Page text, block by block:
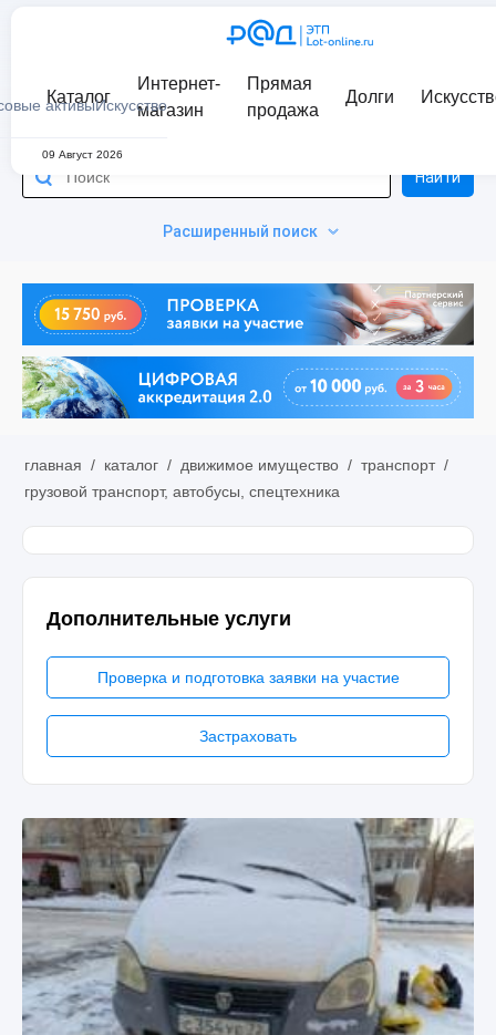
активыИскусство
Каталог
Интернет-
магазин
Прямая
продажа
Долги
09 Август 2026
Расширенный поиск
Найти
главная / каталог / движимое имущество / транспорт /
грузовой транспорт, автобусы, спецтехника
Дополнительные услуги
Проверка и подготовка заявки на участие
Застраховать